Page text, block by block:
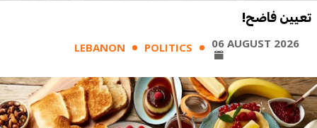
تعيين فاضح!
LEBANON POLITICS 06 AUGUST 2026